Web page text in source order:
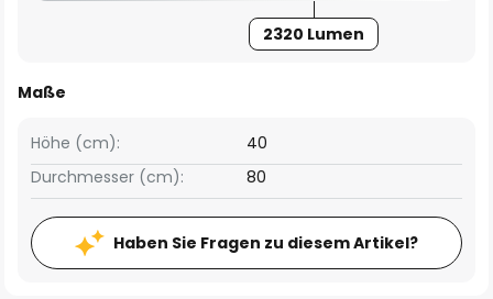
2320 Lumen
Maße
Höhe (cm):
40
Durchmesser (cm):
80
Haben Sie Fragen zu diesem Artikel?